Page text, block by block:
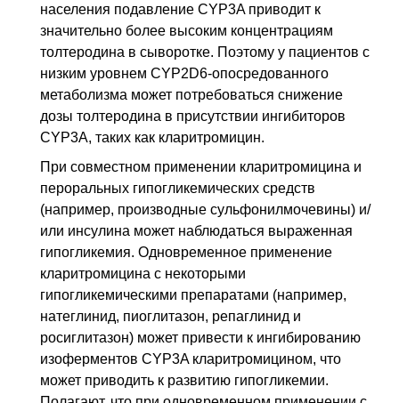
населения подавление CYP3A приводит к
значительно более высоким концентрациям
толтеродина в сыворотке. Поэтому у пациентов с
низким уровнем CYP2D6-опосредованного
метаболизма может потребоваться снижение
дозы толтеродина в присутствии ингибиторов
CYP3А, таких как кларитромицин.
При совместном применении кларитромицина и
пероральных гипогликемических средств
(например, производные сульфонилмочевины) и/
или инсулина может наблюдаться выраженная
гипогликемия. Одновременное применение
кларитромицина с некоторыми
гипогликемическими препаратами (например,
натеглинид, пиоглитазон, репаглинид и
росиглитазон) может привести к ингибированию
изоферментов CYP3A кларитромицином, что
может приводить к развитию гипогликемии.